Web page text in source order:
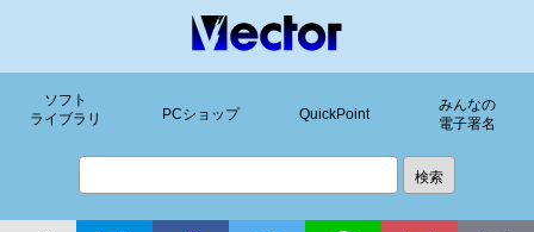
ソフト
ライブラリ
PCショップ QuickPoint
みんなの
電子署名